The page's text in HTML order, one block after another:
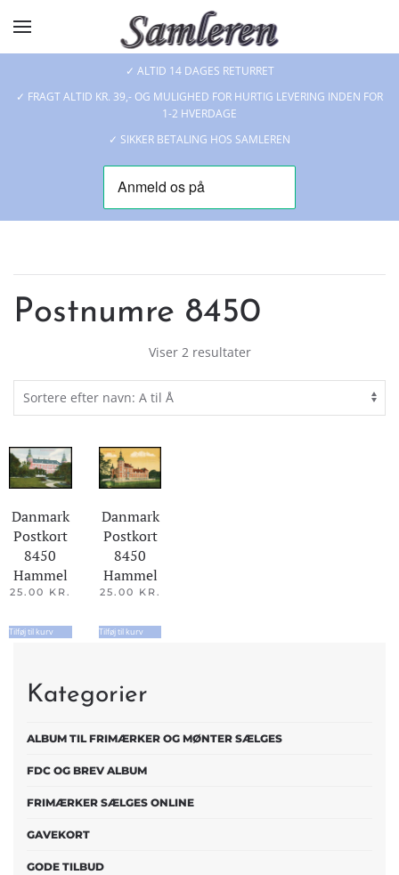
Skip to main content
✓ ALTID 14 DAGES RETURRET
✓ FRAGT ALTID KR. 39,- OG MULIGHED FOR HURTIG LEVERING INDEN FOR
1-2 HVERDAGE
✓ SIKKER BETALING HOS SAMLEREN
Postnumre 8450
Viser 2 resultater
Danmark
Postkort
8450
Hammel
25.00 KR.
Tilføj til kurv
Danmark
Postkort
8450
Hammel
25.00 KR.
Tilføj til kurv
Kategorier
ALBUM TIL FRIMÆRKER OG MØNTER SÆLGES
FDC OG BREV ALBUM
FRIMÆRKER SÆLGES ONLINE
GAVEKORT
GODE TILBUD